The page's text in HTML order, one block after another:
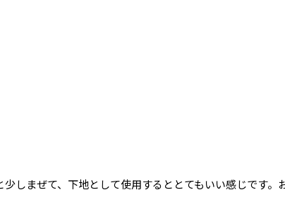
しまぜて、下地として使用するととてもいい感じです。